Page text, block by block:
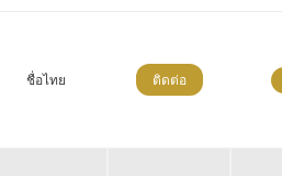
ชื่อไทย ติดต่อ